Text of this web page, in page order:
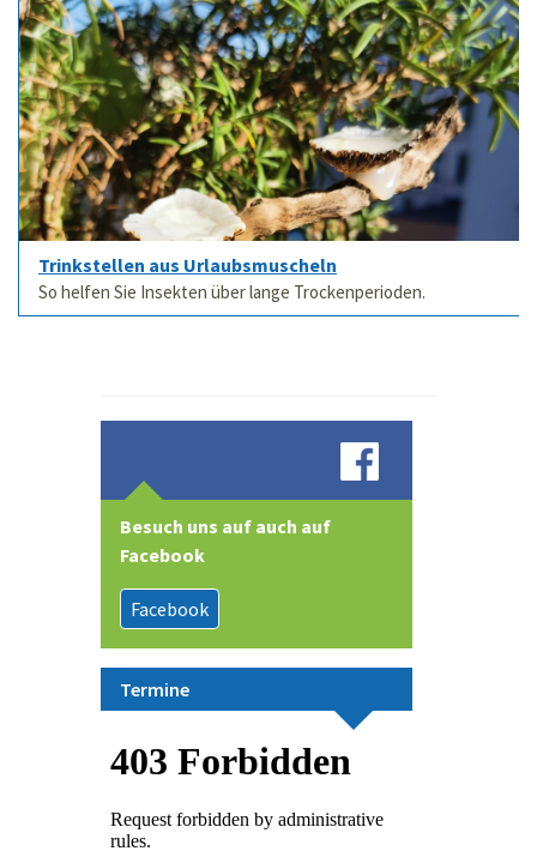
Trinkstellen aus Urlaubsmuscheln
So helfen Sie Insekten über lange Trockenperioden.
Besuch uns auf auch auf
Facebook
Facebook
Termine